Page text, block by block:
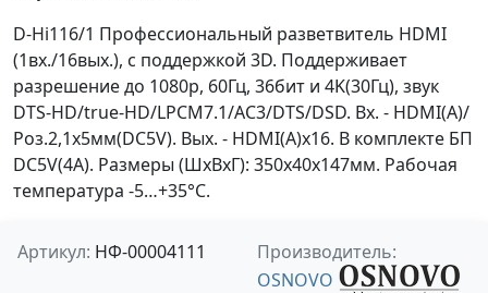
D-Hi116/1 Профессиональный разветвитель HDMI
(1вх./16вых.), с поддержкой 3D. Поддерживает
разрешение до 1080p, 60Гц, 36бит и 4K(30Гц), звук
DTS-HD/true-HD/LPCM7.1/AC3/DTS/DSD. Вх. - HDMI(A)/
Роз.2,1х5мм(DC5V). Вых. - HDMI(A)x16. В комплекте БП
DC5V(4А). Размеры (ШxВxГ): 350x40x147мм. Рабочая
температура -5…+35°С.
Артикул: НФ-00004111
Производитель:
OSNOVO